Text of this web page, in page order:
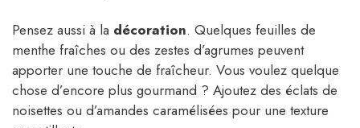
Pensez aussi à la décoration. Quelques feuilles de
menthe fraîches ou des zestes d’agrumes peuvent
apporter une touche de fraîcheur. Vous voulez quelque
chose d’encore plus gourmand ? Ajoutez des éclats de
noisettes ou d’amandes caramélisées pour une texture